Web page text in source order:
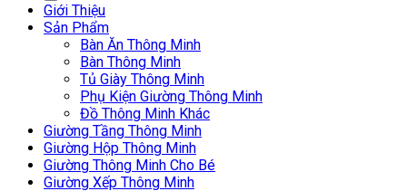
Giới Thiệu
Sản Phẩm
Bàn Ăn Thông Minh
Bàn Thông Minh
Tủ Giày Thông Minh
Phụ Kiện Giường Thông Minh
Đồ Thông Minh Khác
Giường Tầng Thông Minh
Giường Hộp Thông Minh
Giường Thông Minh Cho Bé
Giường Xếp Thông Minh